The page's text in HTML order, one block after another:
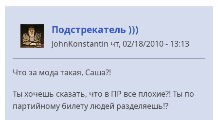
Подстрекатель )))
JohnKonstantin чт, 02/18/2010 - 13:13
Что за мода такая, Саша?!
Ты хочешь сказать, что в ПР все плохие?! Ты по
партийному билету людей разделяешь!?